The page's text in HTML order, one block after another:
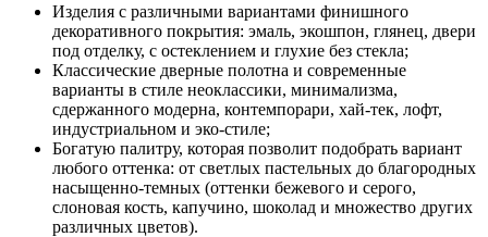
Изделия с различными вариантами финишного
декоративного покрытия: эмаль, экошпон, глянец, двери
под отделку, с остеклением и глухие без стекла;
Классические дверные полотна и современные
варианты в стиле неоклассики, минимализма,
сдержанного модерна, контемпорари, хай-тек, лофт,
индустриальном и эко-стиле;
Богатую палитру, которая позволит подобрать вариант
любого оттенка: от светлых пастельных до благородных
насыщенно-темных (оттенки бежевого и серого,
слоновая кость, капучино, шоколад и множество других
различных цветов).